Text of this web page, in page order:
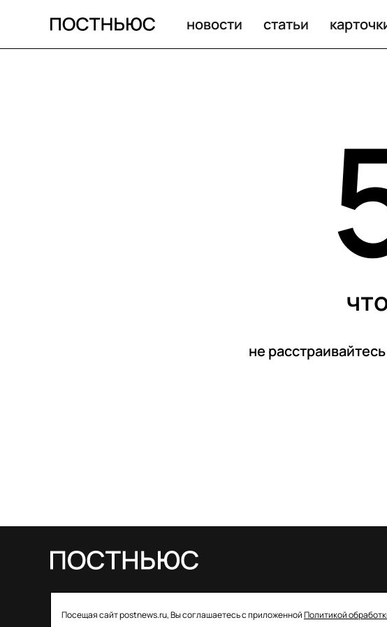
новости статьи
не
Посещая сайт postnews.ru, Вы соглашаетесь с приложеннойПолитикой
о регистрации СМИ: ЭЛ № ФС 77–85757 от 22 августа